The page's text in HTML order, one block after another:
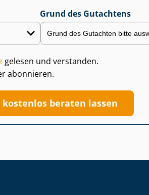
Grund des Gutachtens
gelesen und verstanden.
abonnieren.
kostenlos beraten lassen